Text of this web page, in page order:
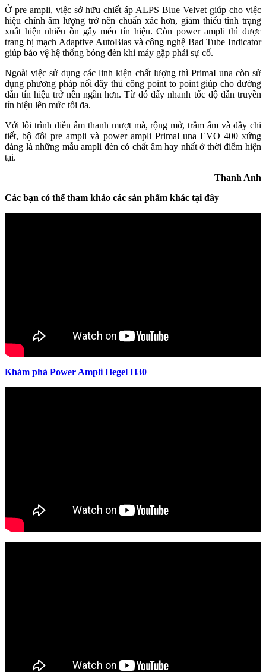
Ở pre ampli, việc sở hữu chiết áp ALPS Blue Velvet giúp cho việc
hiệu chỉnh âm lượng trở nên chuẩn xác hơn, giảm thiểu tình trạng
xuất hiện nhiễu ồn gây méo tín hiệu. Còn power ampli thì được
trang bị mạch Adaptive AutoBias và công nghệ Bad Tube Indicator
giúp bảo vệ hệ thống bóng đèn khi máy gặp phải sự cố.
Ngoài việc sử dụng các linh kiện chất lượng thì PrimaLuna còn sử
dụng phương pháp nối dây thủ công point to point giúp cho đường
dẫn tín hiệu trở nên ngắn hơn. Từ đó đẩy nhanh tốc độ dẫn truyền
tín hiệu lên mức tối đa.
Với lối trình diễn âm thanh mượt mà, rộng mở, trầm ấm và đầy chi
tiết, bộ đôi pre ampli và power ampli PrimaLuna EVO 400 xứng
đáng là những mẫu ampli đèn có chất âm hay nhất ở thời điểm hiện
tại.
Thanh Anh
Các bạn có thể tham khảo các sản phẩm khác tại đây
Khám phá Power Ampli Hegel H30